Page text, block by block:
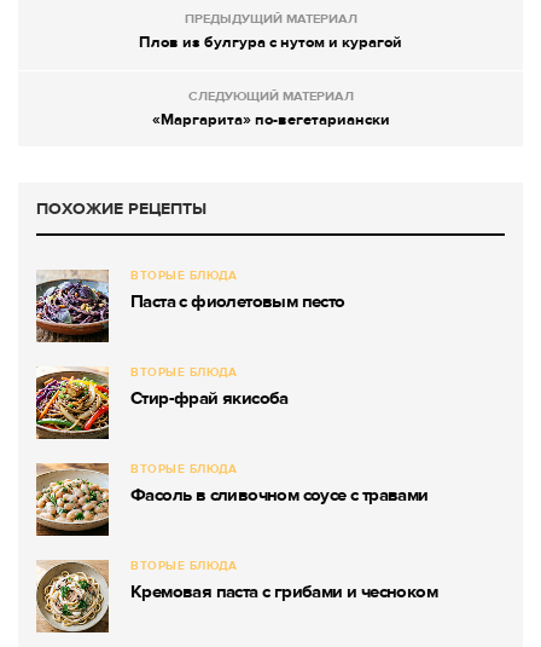
ПРЕДЫДУЩИЙ МАТЕРИАЛ
Плов из булгура с нутом и курагой
СЛЕДУЮЩИЙ МАТЕРИАЛ
«Маргарита» по-вегетариански
ПОХОЖИЕ РЕЦЕПТЫ
ВТОРЫЕ БЛЮДА
Паста с фиолетовым песто
ВТОРЫЕ БЛЮДА
Стир-фрай якисоба
ВТОРЫЕ БЛЮДА
Фасоль в сливочном соусе с травами
ВТОРЫЕ БЛЮДА
Кремовая паста с грибами и чесноком